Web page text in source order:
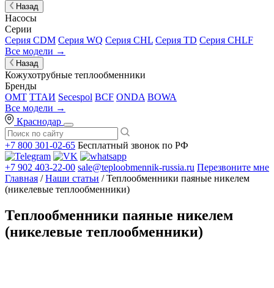
Назад
Насосы
Серии
Серия CDM Серия WQ Серия CHL Серия TD Серия CHLF
Все модели →
Назад
Кожухотрубные теплообменники
Бренды
OMT ТТАИ Secespol BCF ONDA BOWA
Все модели →
Краснодар
+7 800 301-02-65 Бесплатный звонок по РФ
+7 902 403-22-00 sale@teploobmennik-russia.ru Перезвоните мне
Главная /Наши статьи / Теплообменники паяные никелем
(никелевые теплообменники)
Теплообменники паяные никелем
(никелевые теплообменники)